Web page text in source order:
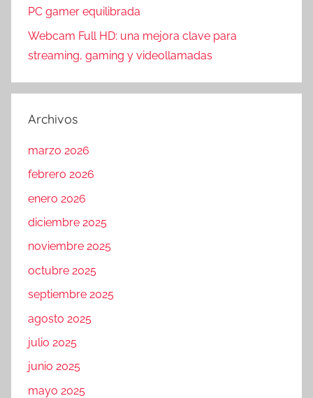
PC gamer equilibrada
Webcam Full HD: una mejora clave para
streaming, gaming y videollamadas
Archivos
marzo 2026
febrero 2026
enero 2026
diciembre 2025
noviembre 2025
octubre 2025
septiembre 2025
agosto 2025
julio 2025
junio 2025
mayo 2025